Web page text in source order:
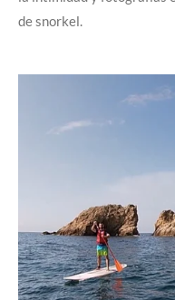
de snorkel.